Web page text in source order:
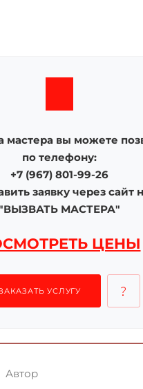
мастера вы можете
по телефону:
+7 (967) 801-99-26
заявку через сайт
МАСТЕРА"
ЦЕНЫ
УСЛУГУ
Автор